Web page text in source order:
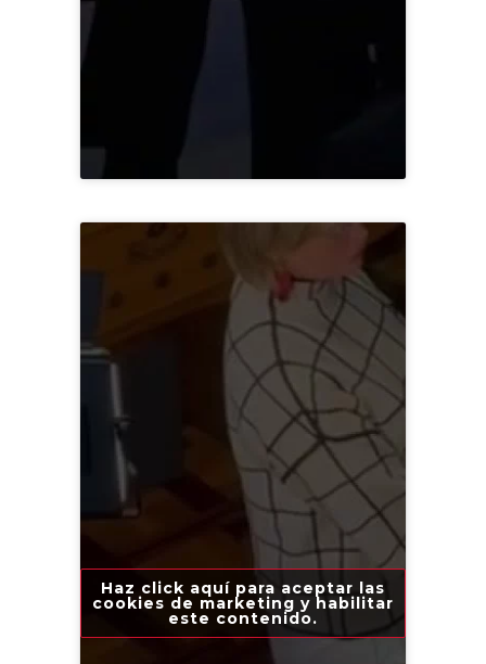
Haz click aquí para aceptar las
cookies de marketing y habilitar
este contenido.